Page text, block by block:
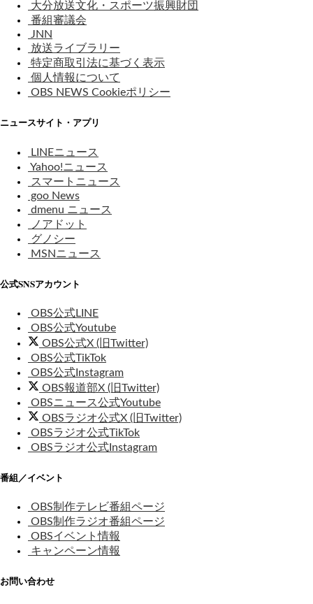
大分放送文化・スポーツ振興財団
番組審議会
JNN
放送ライブラリー
特定商取引法に基づく表示
個人情報について
OBS NEWS Cookieポリシー
ニュースサイト・アプリ
LINEニュース
Yahoo!ニュース
スマートニュース
goo News
dmenu ニュース
ノアドット
グノシー
MSNニュース
公式SNSアカウント
OBS公式LINE
OBS公式Youtube
OBS公式X (旧Twitter)
OBS公式TikTok
OBS公式Instagram
OBS報道部X (旧Twitter)
OBSニュース公式Youtube
OBSラジオ公式X (旧Twitter)
OBSラジオ公式TikTok
OBSラジオ公式Instagram
番組／イベント
OBS制作テレビ番組ページ
OBS制作ラジオ番組ページ
OBSイベント情報
キャンペーン情報
お問い合わせ